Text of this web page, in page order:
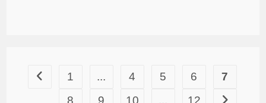
1 ... 4 5 6
7
8
9 10 ... 12